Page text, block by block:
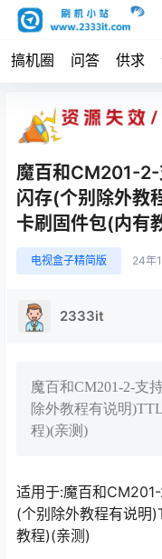
搞机圈 问答 供求
魔百和CM201-
闪存(个别除外教
卡刷固件包(内有
电视盒子精简版 24年
2333it
魔百和CM201-2-支
除外教程有说明
程)(亲测)
适用于:魔百和
(个别除外教程有说明
教程)(亲测)